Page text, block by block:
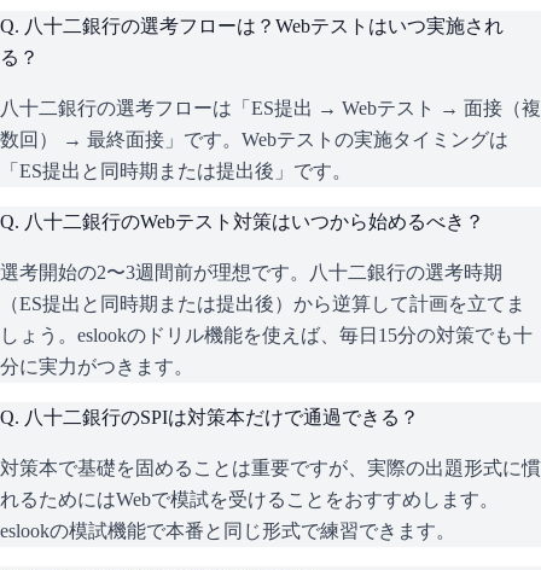
Q. 八十二銀行の選考フローは？Webテストはいつ実施され
る？
八十二銀行の選考フローは「ES提出 → Webテスト → 面接（複
数回） → 最終面接」です。Webテストの実施タイミングは
「ES提出と同時期または提出後」です。
Q. 八十二銀行のWebテスト対策はいつから始めるべき？
選考開始の2〜3週間前が理想です。八十二銀行の選考時期
（ES提出と同時期または提出後）から逆算して計画を立てま
しょう。eslookのドリル機能を使えば、毎日15分の対策でも十
分に実力がつきます。
Q. 八十二銀行のSPIは対策本だけで通過できる？
対策本で基礎を固めることは重要ですが、実際の出題形式に慣
れるためにはWebで模試を受けることをおすすめします。
eslookの模試機能で本番と同じ形式で練習できます。